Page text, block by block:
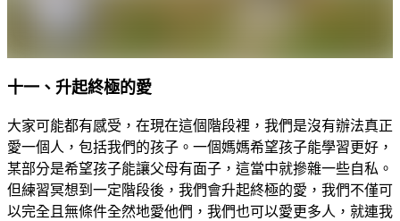
十一、升起終極的愛
大家可能都有感受，在現在這個階段裡，我們是沒有辦法真正
愛一個人，包括我們的孩子。一個媽媽希望孩子能學習更好，
某部分是希望孩子能讓父母有面子，這當中就摻雜一些自私。
但練習冥想到一定階段後，我們會升起終極的愛，我們不僅可
以完全且無條件全然地愛他們，我們也可以愛更多人，就連我